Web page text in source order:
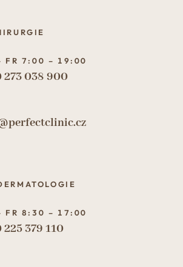
FR 7:00 – 19:00
273 038 900
FR 8:30 – 17:00
225 379 110